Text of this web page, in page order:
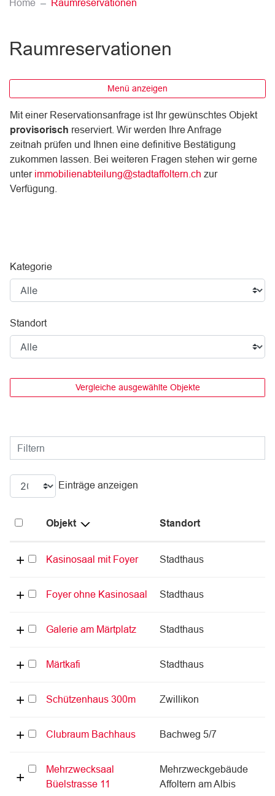
Home Raumreservationen
Raumreservationen
Menü anzeigen
Mit einer Reservationsanfrage ist Ihr gewünschtes Objekt
provisorisch reserviert. Wir werden Ihre Anfrage
zeitnah prüfen und Ihnen eine definitive Bestätigung
zukommen lassen. Bei weiteren Fragen stehen wir gerne
unter immobilienabteilung@stadtaffoltern.ch zur
Verfügung.
Kategorie
Standort
Vergleiche ausgewählte Objekte
Filtern
Einträge anzeigen
Objekt Standort
Kasinosaal mit Foyer Stadthaus
Foyer ohne Kasinosaal Stadthaus
Galerie am Märtplatz Stadthaus
Märtkafi Stadthaus
Schützenhaus 300m Zwillikon
Clubraum Bachhaus Bachweg 5/7
Mehrzwecksaal
Büelstrasse 11
Mehrzweckgebäude
Affoltern am Albis